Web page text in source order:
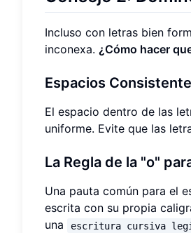
Incluso con letras bien
inconexa. ¿Cómo hacer
Espacios
El espacio dentro de las
uniforme. Evite que las
La Regla de la "o"
Una pauta común para el
escrita con su propia
una
escritura cursiva